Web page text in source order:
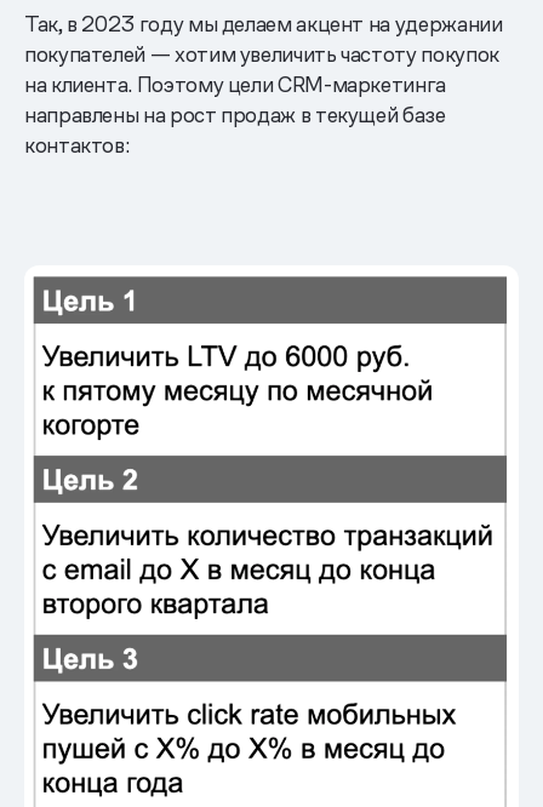
Так, в 2023 году мы делаем акцент на удержании
покупателей — хотим увеличить частоту покупок
на клиента. Поэтому цели CRM-маркетинга
направлены на рост продаж в текущей базе
контактов: